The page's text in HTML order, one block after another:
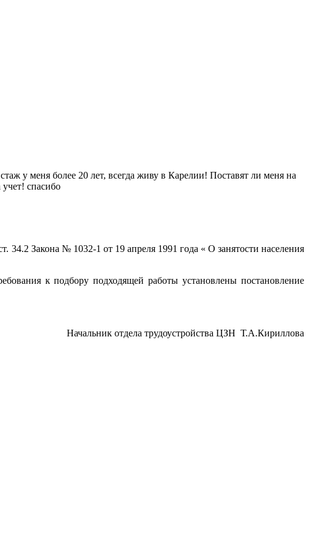
у меня более 20 лет, всегда живу в Карелии! Поставят ли меня на
спасибо
34.2 Закона № 1032-1 от 19 апреля 1991 года « О занятости населения
к подбору подходящей работы установлены постановление
Начальник отдела трудоустройства ЦЗН Т.А.Кириллова